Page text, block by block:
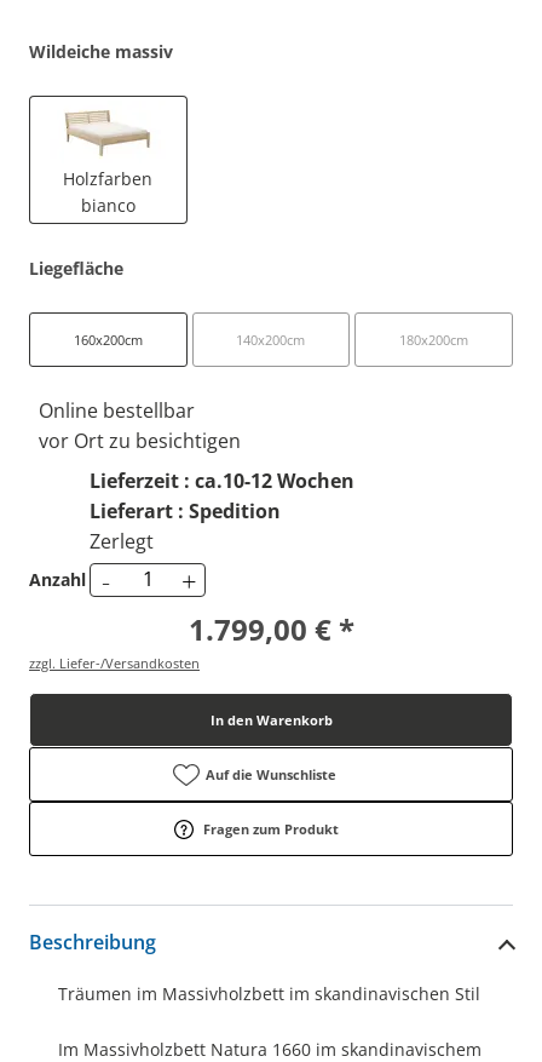
Wildeiche massiv
Holzfarben
bianco
Liegefläche
160x200cm 140x200cm 180x200cm
Online bestellbar
vor Ort zu besichtigen
Lieferzeit : ca.10-12 Wochen
Lieferart : Spedition
Zerlegt
Anzahl - +
1.799,00 € *
zzgl. Liefer-/Versandkosten
In den Warenkorb
Auf die Wunschliste
Fragen zum Produkt
Beschreibung
Träumen im Massivholzbett im skandinavischen Stil
Im Massivholzbett Natura 1660 im skandinavischem